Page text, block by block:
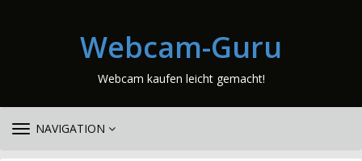
Webcam-Guru
Webcam kaufen leicht gemacht!
TOGGLE
NAVIGATION